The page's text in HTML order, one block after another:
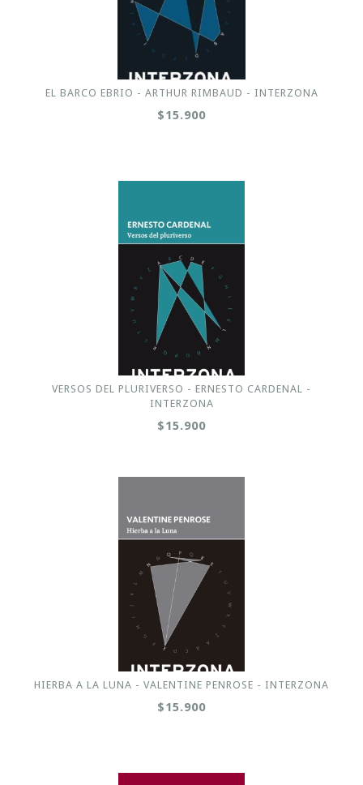
EL BARCO EBRIO - ARTHUR RIMBAUD - INTERZONA
$15.900
VERSOS DEL PLURIVERSO - ERNESTO CARDENAL -
INTERZONA
$15.900
HIERBA A LA LUNA - VALENTINE PENROSE - INTERZONA
$15.900